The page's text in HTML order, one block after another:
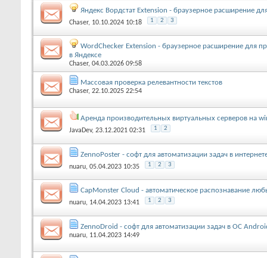
Яндекс Вордстат Extension - браузерное расширение
Chaser, 10.10.2024 10:18 1 2 3
WordChecker Extension - браузерное расширение для
в Яндексе
Chaser, 04.03.2026 09:58
Массовая проверка релевантности текстов
Chaser, 22.10.2025 22:54
Аренда производительных виртуальных серверов на
JavaDev, 23.12.2021 02:31 1 2
ZennoPoster - софт для автоматизации задач в
nuaru, 05.04.2023 10:35 1 2 3
CapMonster Cloud - автоматическое распознавание
nuaru, 14.04.2023 13:41 1 2 3
ZennoDroid - софт для автоматизации задач в ОС
nuaru, 11.04.2023 14:49